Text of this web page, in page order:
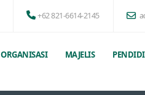
+62 821-6614-2145
ORGANISASI MAJELIS